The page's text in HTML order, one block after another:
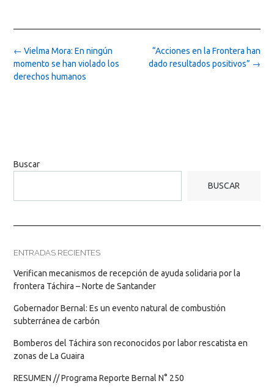
Post
navigation
“Acciones en la Frontera han
dado resultados positivos” →
← Vielma Mora: En ningún
momento se han violado los
derechos humanos
Buscar
BUSCAR
ENTRADAS RECIENTES
Verifican mecanismos de recepción de ayuda solidaria por la
frontera Táchira – Norte de Santander
Gobernador Bernal: Es un evento natural de combustión
subterránea de carbón
Bomberos del Táchira son reconocidos por labor rescatista en
zonas de La Guaira
RESUMEN // Programa Reporte Bernal N° 250